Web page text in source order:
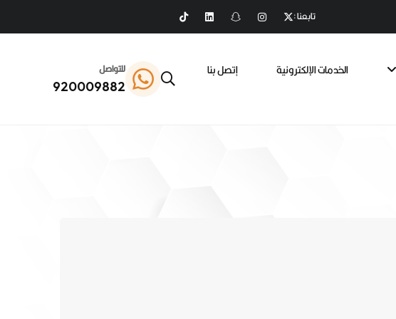
تابعنا :
الخدمات الإلكترونية
إتصل بنا
للتواصل
920009882